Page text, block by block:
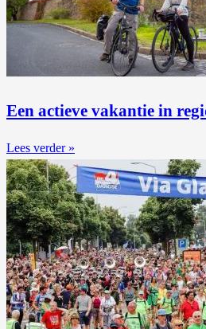
Een actieve vakantie in
Lees verder »